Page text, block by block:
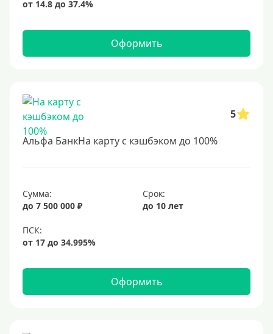
Оформить
5
Альфа БанкНа карту с кэшбэком до 100%
Сумма:
до 7 500 000 ₽
Срок:
до 10 лет
Оформить